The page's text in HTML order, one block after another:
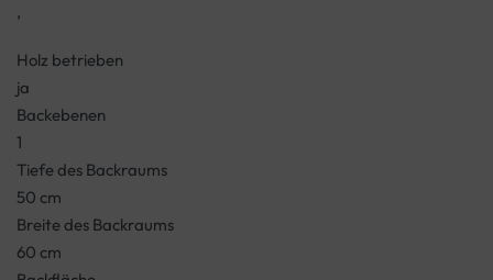
,
Holz betrieben
ja
Backebenen
1
Tiefe des Backraums
50 cm
Breite des Backraums
60 cm